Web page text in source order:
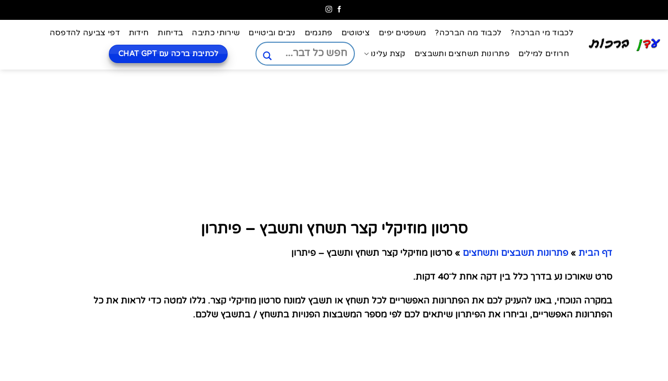
לכבוד מי הברכה? לכבוד מה הברכה? משפטים יפים ציטוטים פתגמים ניבים וביטויים שירותי כתיבה בדיחות חידות דפי צביעה להדפסה
חרוזים למילים פתרונות תשחצים ותשבצים קצת עלינו לכתיבת ברכה עם CHAT GPT
סרטון מוזיקלי קצר תשחץ ותשבץ – פיתרון
דף הבית » פתרונות תשבצים ותשחצים » סרטון מוזיקלי קצר תשחץ ותשבץ – פיתרון
סרט שאורכו נע בדרך כלל בין דקה אחת ל⁻40 דקות.
במקרה הנוכחי, באנו להעניק לכם את הפתרונות האפשריים לכל תשחץ או תשבץ למונח סרטון מוזיקלי קצר. גללו למטה כדי לראות את כל
הפתרונות האפשריים, וביחרו את הפיתרון שיתאים לכם לפי מספר המשבצות הפנויות בתשחץ / בתשבץ שלכם.